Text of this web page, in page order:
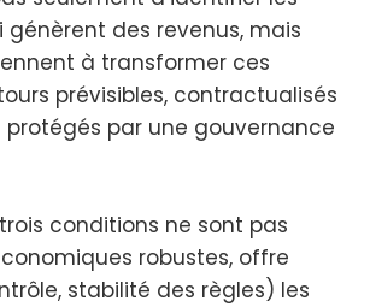
génèrent des revenus, mais
à transformer ces
prévisibles, contractualisés
par une gouvernance
conditions ne sont pas
robustes, offre
stabilité des règles) les